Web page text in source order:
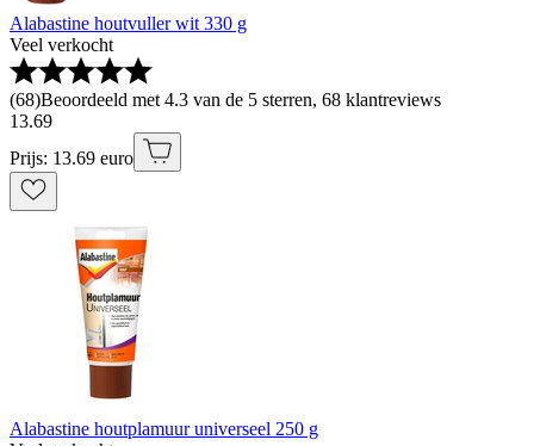
Alabastine houtvuller wit 330 g
Veel verkocht
(68)Beoordeeld met 4.3 van de 5 sterren, 68 klantreviews
13.69
Prijs: 13.69 euro
Alabastine houtplamuur universeel 250 g